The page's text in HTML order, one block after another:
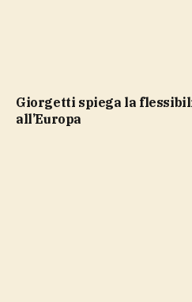
Giorgetti spiega la flessibilità sulla Difesa chiesta
all’Europa